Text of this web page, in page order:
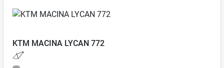
KTM MACINA LYCAN 772